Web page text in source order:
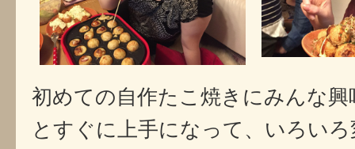
初めての自作たこ焼きにみんな興
とすぐに上手になって、いろい